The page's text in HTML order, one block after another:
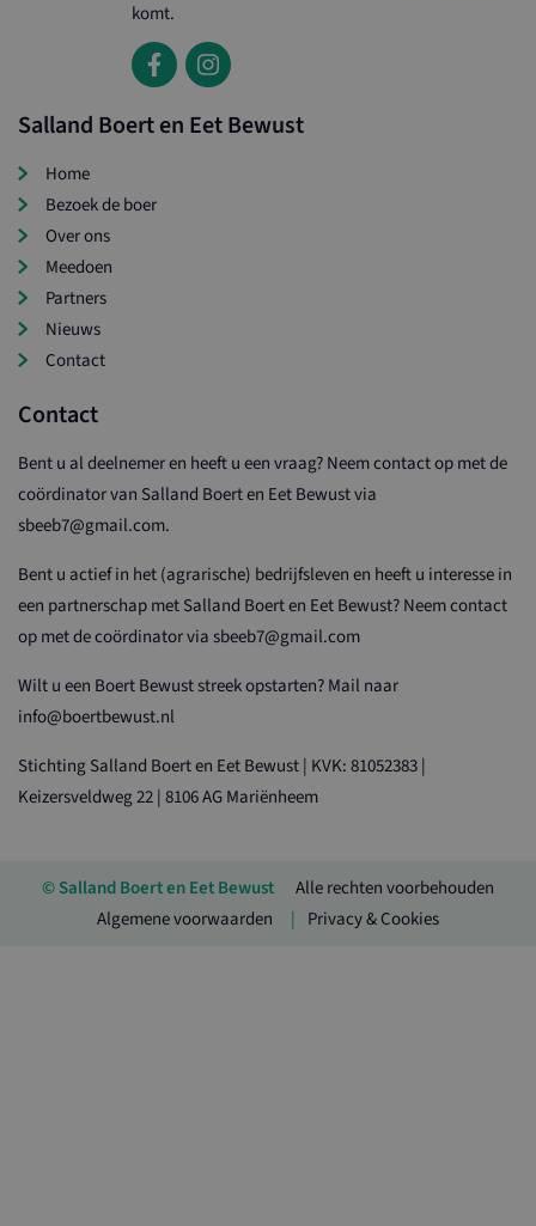
komt.
Salland Boert en Eet Bewust
Home
Bezoek de boer
Over ons
Meedoen
Partners
Nieuws
Contact
Contact
Bent u al deelnemer en heeft u een vraag? Neem contact op met de
coördinator van Salland Boert en Eet Bewust via
sbeeb7@gmail.com.
Bent u actief in het (agrarische) bedrijfsleven en heeft u interesse in
een partnerschap met Salland Boert en Eet Bewust? Neem contact
op met de coördinator via sbeeb7@gmail.com
Wilt u een Boert Bewust streek opstarten? Mail naar
info@boertbewust.nl
Stichting Salland Boert en Eet Bewust | KVK: 81052383 |
Keizersveldweg 22 | 8106 AG Mariënheem
© Salland Boert en Eet Bewust
Alle rechten voorbehouden
Algemene voorwaarden
Privacy & Cookies